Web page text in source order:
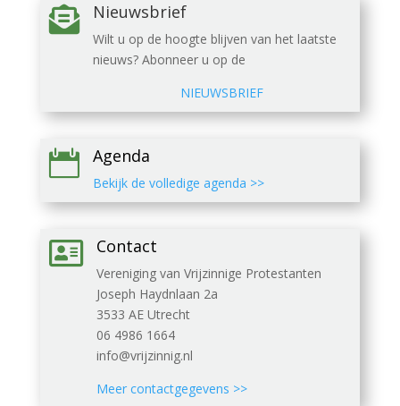
 Nieuwsbrief
Wilt u op de hoogte blijven van het laatste
nieuws? Abonneer u op de
NIEUWSBRIEF
 Agenda
Bekijk de volledige agenda >>
 Contact
Vereniging van Vrijzinnige Protestanten
Joseph Haydnlaan 2a
3533 AE Utrecht
06 4986 1664
info@vrijzinnig.nl
Meer contactgegevens >>